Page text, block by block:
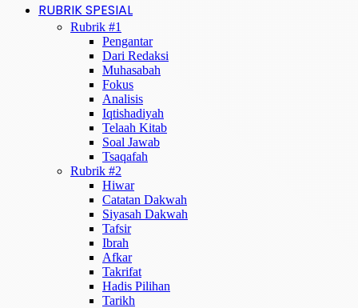
RUBRIK SPESIAL
Rubrik #1
Pengantar
Dari Redaksi
Muhasabah
Fokus
Analisis
Iqtishadiyah
Telaah Kitab
Soal Jawab
Tsaqafah
Rubrik #2
Hiwar
Catatan Dakwah
Siyasah Dakwah
Tafsir
Ibrah
Afkar
Takrifat
Hadis Pilihan
Tarikh